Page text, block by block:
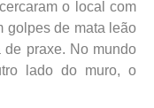
o local com
golpes de mata leão
praxe. No mundo
lado do muro, o